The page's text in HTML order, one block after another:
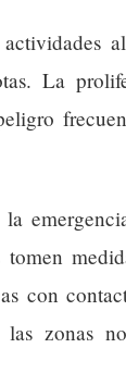
La
con
zonas